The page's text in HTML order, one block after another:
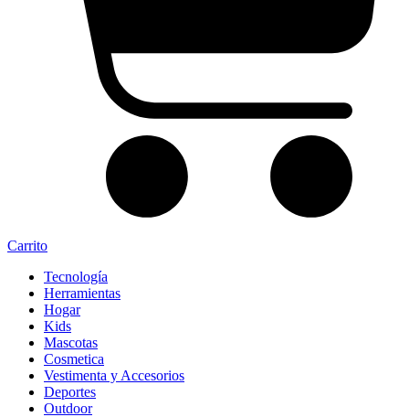
Carrito
Tecnología
Herramientas
Hogar
Kids
Mascotas
Cosmetica
Vestimenta y Accesorios
Deportes
Outdoor